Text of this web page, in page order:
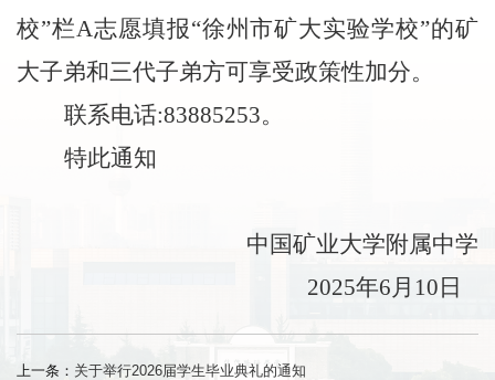
校”栏A志愿填报“徐州市矿大实验学校”的矿
大子弟和三代子弟方可享受政策性加分。
联系电话:83885253。
特此通知
中国矿业大学附属中学
2025年6 月 10 日
上一条： 关于举行2026届学生毕业典礼的通知